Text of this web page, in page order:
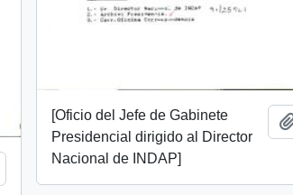
[Oficio del Jefe de Gabinete
Presidencial dirigido al Director
Nacional de INDAP]
Añadir al portapapeles